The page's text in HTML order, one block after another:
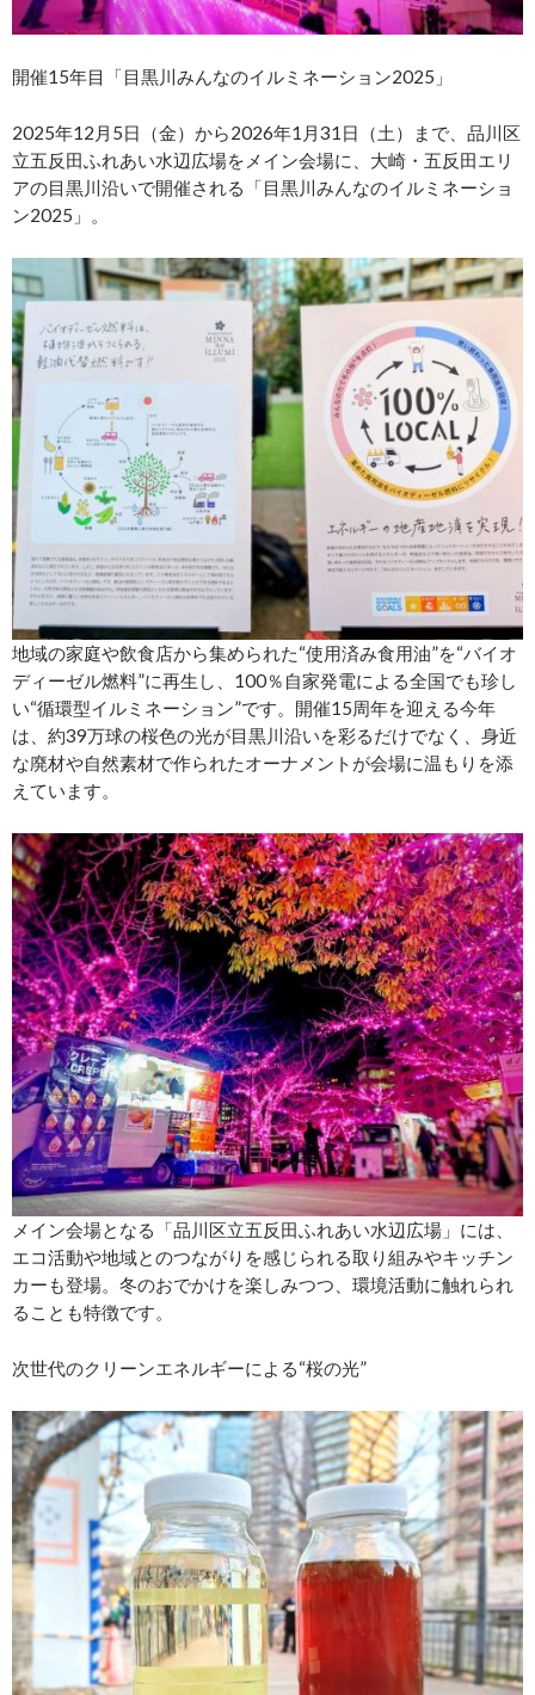
開催15年目「目黒川みんなのイルミネーション2025」
2025年12月5日（金）から2026年1月31日（土）まで、品川区
立五反田ふれあい水辺広場をメイン会場に、大崎・五反田エリ
アの目黒川沿いで開催される「目黒川みんなのイルミネーショ
ン2025」。
地域の家庭や飲食店から集められた“使用済み食用油”を“バイオ
ディーゼル燃料”に再生し、100％自家発電による全国でも珍し
い“循環型イルミネーション”です。開催15周年を迎える今年
は、約39万球の桜色の光が目黒川沿いを彩るだけでなく、身近
な廃材や自然素材で作られたオーナメントが会場に温もりを添
えています。
メイン会場となる「品川区立五反田ふれあい水辺広場」には、
エコ活動や地域とのつながりを感じられる取り組みやキッチン
カーも登場。冬のおでかけを楽しみつつ、環境活動に触れられ
ることも特徴です。
次世代のクリーンエネルギーによる“桜の光”